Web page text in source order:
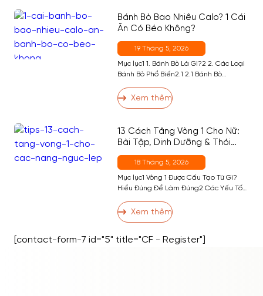
Cách Ăn […]
Bánh Bò Bao Nhiêu Calo? 1 Cái
Ăn Có Béo Không?
19 Tháng 5, 2026
Mục lục1 1. Bánh Bò Là Gì?2 2. Các Loại
Bánh Bò Phổ Biến2.1 2.1 Bánh Bò
Bò Sữa Nướng2.4 2.4 Bánh Bò Dừa3 3.
Ăn Bánh Bò Có Tốt Không?4 4. Bánh Bò
Theo Khẩu Phần5 5. Ăn Bánh Bò […]
Xem thêm
13 Cách Tăng Vòng 1 Cho Nữ:
Bài Tập, Dinh Dưỡng & Thói
Quen Hiệu Quả Nhất
18 Tháng 5, 2026
Mục lục1 Vòng 1 Được Cấu Tạo Từ Gì?
Hiểu Đúng Để Làm Đúng2 Các Yếu Tố
Cách Tăng Vòng 1 Hiệu Quả3.1 Nhóm 1:
Bài Tập Phát Triển Cơ Ngực3.2 Nhóm 2:
Nhóm 3: Thói Quen và Kỹ Thuật […]
Xem thêm
[contact-form-7 id="5" title="CF - Register"]